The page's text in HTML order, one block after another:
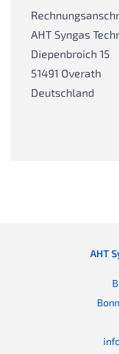
AHT Syngas
Diepenbroich 15
51491 Overath
Deutschland
AHT